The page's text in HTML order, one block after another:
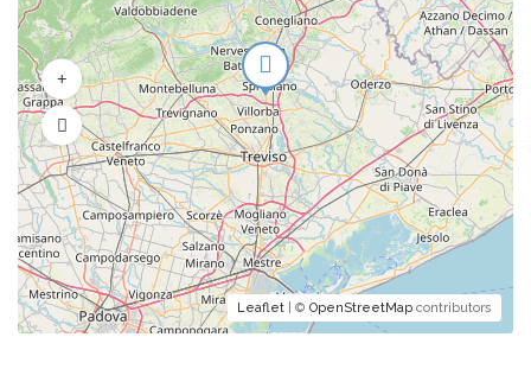
Leaflet | © OpenStreetMap contributors